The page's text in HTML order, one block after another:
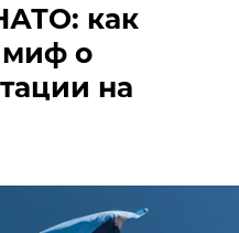
как
миф о
на